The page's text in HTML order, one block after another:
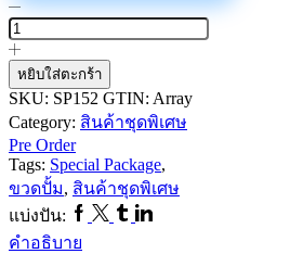
จำนวน
สินค้า
ชุด
พิเศษ
Pre
Order
ขวด
ปั้ม
SP152
ชิ้น
หยิบใส่ตะกร้า
SKU: SP152 GTIN: Array
Category: สินค้าชุดพิเศษ
Pre Order
Tags: Special Package,
ขวดปั้ม, สินค้าชุดพิเศษ
แบ่งปัน: Facebook
Twitter
TumblrLinkedin
คำอธิบาย